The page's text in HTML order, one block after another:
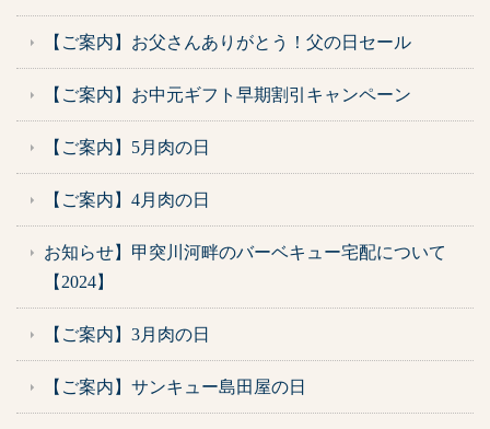
【ご案内】お父さんありがとう！父の日セール
【ご案内】お中元ギフト早期割引キャンペーン
【ご案内】5月肉の日
【ご案内】4月肉の日
お知らせ】甲突川河畔のバーベキュー宅配について
【2024】
【ご案内】3月肉の日
【ご案内】サンキュー島田屋の日